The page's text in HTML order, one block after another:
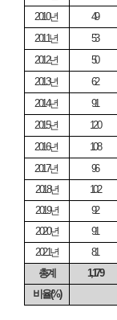
2010년 49
2011년 53
2012년 50
2013년 62
2014년 91
2015년 120
2016년 108
2017년 96
2018년 102
2019년 92
2020년 91
2021년 81
총계
1,179
비율(%)